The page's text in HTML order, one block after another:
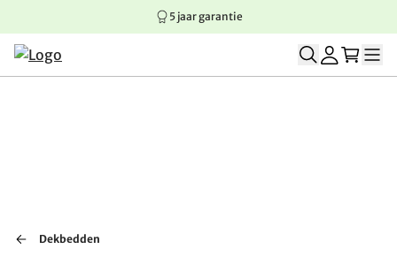
Springen naar hoofdinhoud
Springen naar hoofdnavigatie
Springen naar voettekst
5 jaar garantie
Dekbedden